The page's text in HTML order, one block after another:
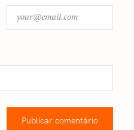
Publicar comentário